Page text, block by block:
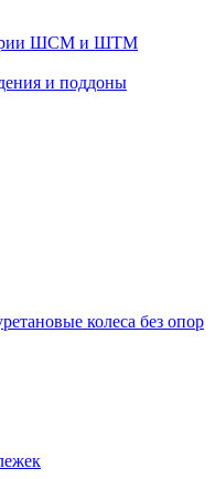
ШСМ и ШТМ
и поддоны
колеса без опор